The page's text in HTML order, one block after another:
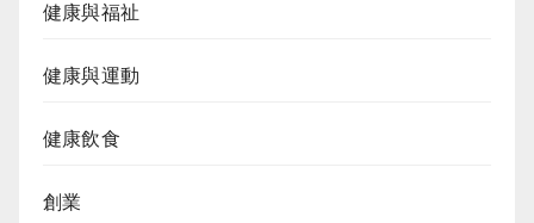
健康與福祉
健康與運動
健康飲食
創業